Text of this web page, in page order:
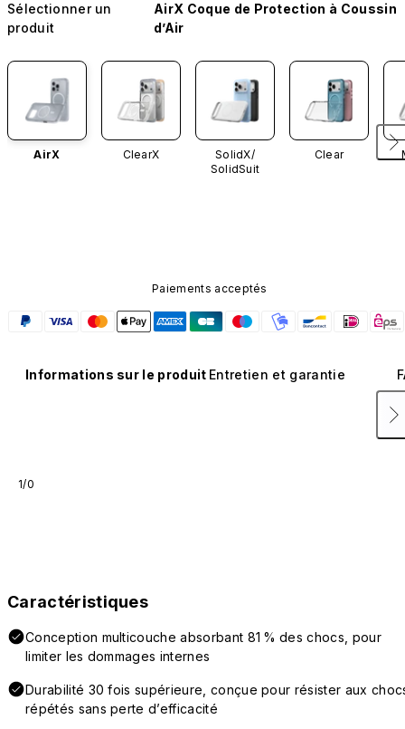
Sélectionner un
produit
AirX Coque de Protection à Coussin
d’Air
AirX ClearX
SolidX/
SolidSuit
Clear
Paiements acceptés
Informations sur le produit Entretien et garantie
1/0
Caractéristiques
Conception multicouche absorbant 81 % des chocs, pour
limiter les dommages internes
Durabilité 30 fois supérieure, conçue pour résister aux
répétés sans perte d’efficacité